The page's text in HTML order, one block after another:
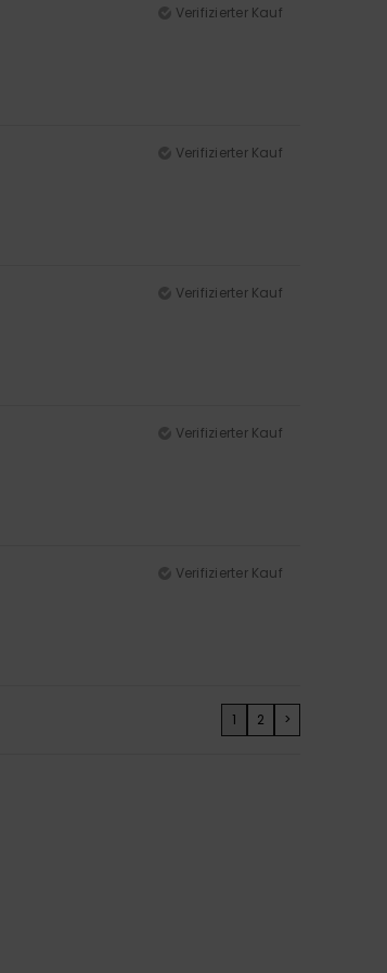
Verifizierter Kauf
Verifizierter Kauf
Verifizierter Kauf
Verifizierter Kauf
Verifizierter Kauf
1 2 >